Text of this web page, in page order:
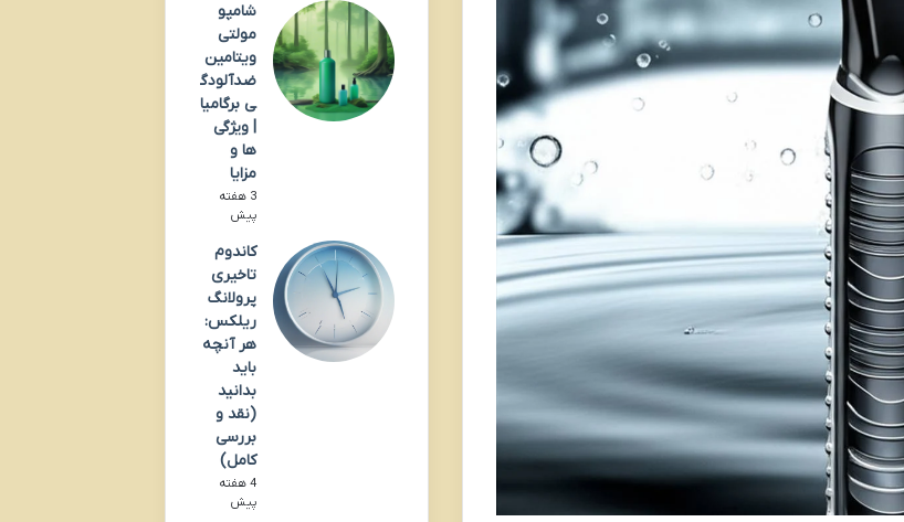
شامپو
مولتی
ویتامین
ضدآلودگ
ی برگامیا
| ویژگی
ها و
مزایا
3 هفته
پیش
کاندوم
تاخیری
پرولانگ
ریلکس:
هر آنچه
باید
بدانید
(نقد و
بررسی
کامل)
4 هفته
پیش